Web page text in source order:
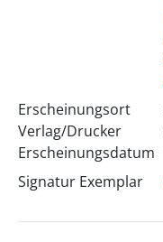
Erscheinungsort
Verlag/Drucker
Erscheinungsdatum
Signatur Exemplar